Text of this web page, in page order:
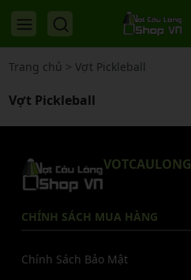
Trang chủ > Vợt Pickleball
Vợt Pickleball
VOTCAULONG
CHÍNH SÁCH MUA HÀNG
Chính Sách Bảo Mật